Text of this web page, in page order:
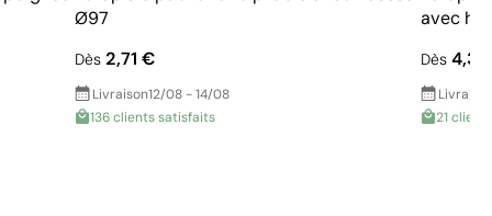
Ø97
Dès 2,71 €
Livraison12/08 - 14/08
136 clients satisfaits
avec
Dès
21